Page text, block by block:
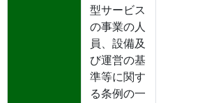
型サービス
の事業の人
員、設備及
び運営の基
準等に関す
る条例の一